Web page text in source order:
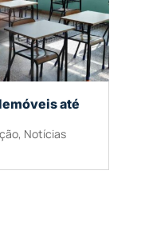
até
, Notícias